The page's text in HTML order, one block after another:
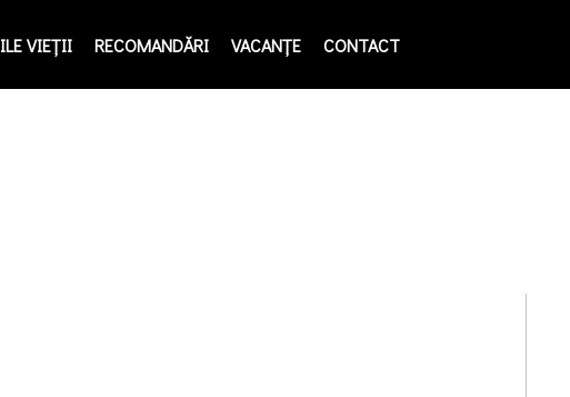
VIEŢII RECOMANDĂRI VACANȚE CONTACT